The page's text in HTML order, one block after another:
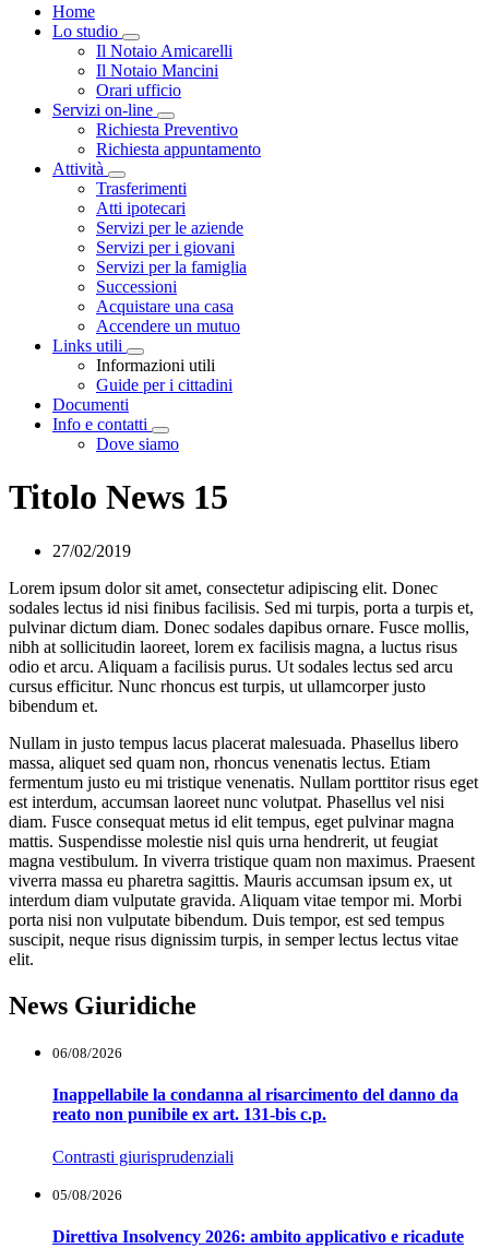
Home
Lo studio
Visualizza menù di secondo livello
Il Notaio Amicarelli
Il Notaio Mancini
Orari ufficio
Servizi on-line
Visualizza menù di secondo livello
Richiesta Preventivo
Richiesta appuntamento
Attività
Visualizza menù di secondo livello
Trasferimenti
Atti ipotecari
Servizi per le aziende
Servizi per i giovani
Servizi per la famiglia
Successioni
Acquistare una casa
Accendere un mutuo
Links utili
Visualizza menù di secondo livello
Informazioni utili
Guide per i cittadini
Documenti
Info e contatti
Visualizza menù di secondo livello
Dove siamo
Titolo News 15
27/02/2019
Lorem ipsum dolor sit amet, consectetur adipiscing elit. Donec
sodales lectus id nisi finibus facilisis. Sed mi turpis, porta a turpis et,
pulvinar dictum diam. Donec sodales dapibus ornare. Fusce mollis,
nibh at sollicitudin laoreet, lorem ex facilisis magna, a luctus risus
odio et arcu. Aliquam a facilisis purus. Ut sodales lectus sed arcu
cursus efficitur. Nunc rhoncus est turpis, ut ullamcorper justo
bibendum et.
Nullam in justo tempus lacus placerat malesuada. Phasellus libero
massa, aliquet sed quam non, rhoncus venenatis lectus. Etiam
fermentum justo eu mi tristique venenatis. Nullam porttitor risus eget
est interdum, accumsan laoreet nunc volutpat. Phasellus vel nisi
diam. Fusce consequat metus id elit tempus, eget pulvinar magna
mattis. Suspendisse molestie nisl quis urna hendrerit, ut feugiat
magna vestibulum. In viverra tristique quam non maximus. Praesent
viverra massa eu pharetra sagittis. Mauris accumsan ipsum ex, ut
interdum diam vulputate gravida. Aliquam vitae tempor mi. Morbi
porta nisi non vulputate bibendum. Duis tempor, est sed tempus
suscipit, neque risus dignissim turpis, in semper lectus lectus vitae
elit.
News Giuridiche
06/08/2026
Inappellabile la condanna al risarcimento del danno da
reato non punibile ex art. 131-bis c.p.
Contrasti giurisprudenziali
05/08/2026
Direttiva Insolvency 2026: ambito applicativo e ricadute